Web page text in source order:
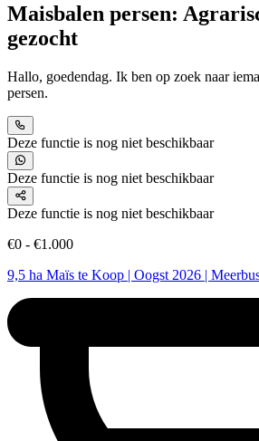
Maisbalen persen:
gezocht
Hallo, goedendag. Ik ben op zoek naar
persen.
Deze functie is nog niet beschikbaar
Deze functie is nog niet beschikbaar
Deze functie is nog niet beschikbaar
€0 - €1.000
9,5 ha Maïs te Koop | Oogst 2026 |